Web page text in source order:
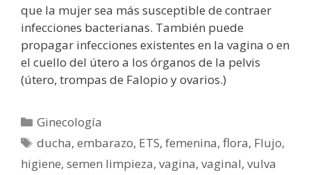
que la mujer sea más susceptible de contraer
infecciones bacterianas. También puede
propagar infecciones existentes en la vagina o en
el cuello del útero a los órganos de la pelvis
(útero, trompas de Falopio y ovarios.)
Categorías
Ginecología
Etiquetas
ducha,embarazo, ETS,femenina,flora, Flujo,
higiene, semen limpieza, vagina, vaginal, vulva